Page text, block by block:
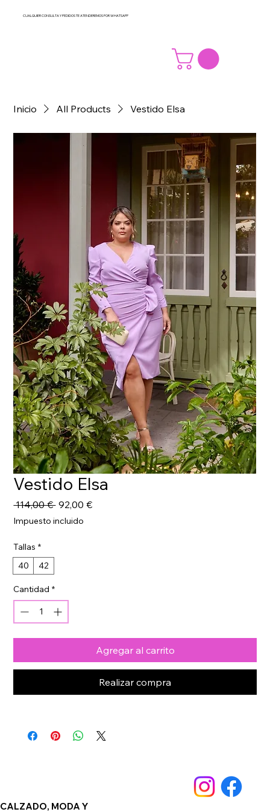
CUALQUIER CONSULTA Y PEDIDOS TE ATENDEREMOS POR WHATSAPP
Inicio All Products Vestido Elsa
Vestido Elsa
114,00 € Precio
92,00 €Precio
Impuesto incluido
Tallas *
40
42
Cantidad *
Agregar al carrito
Realizar compra
CALZADO, MODA Y